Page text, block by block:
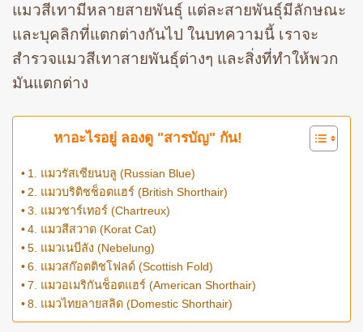
แมวสีเทามีหลายสายพันธุ์ แต่ละสายพันธุ์มีลักษณะ
และบุคลิกที่แตกต่างกันไป ในบทความนี้ เราจะ
สำรวจแมวสีเทาสายพันธุ์ต่างๆ และสิ่งที่ทำให้พวก
มันแตกต่าง
หาอะไรอยู่ ลองดู "สารบัญ" กัน!
1. แมวรัสเซียนบลู (Russian Blue)
2. แมวบริติชช็อตแฮร์ (British Shorthair)
3. แมวชาร์เทอร์ (Chartreux)
4. แมวสีสวาด (Korat Cat)
5. แมวเนบีลัง (Nebelung)
6. แมวสก๊อตติชโฟลด์ (Scottish Fold)
7. แมวอเมริกันช็อตแฮร์ (American Shorthair)
8. แมวไทยลายสลิด (Domestic Shorthair)